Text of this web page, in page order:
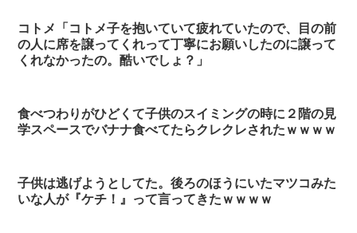
コトメ「コトメ子を抱いていて疲れていたので、目の前
の人に席を譲ってくれって丁寧にお願いしたのに譲って
くれなかったの。酷いでしょ？」
食べつわりがひどくて子供のスイミングの時に２階の見
学スペースでバナナ食べてたらクレクレされたｗｗｗｗ
子供は逃げようとしてた。後ろのほうにいたマツコみた
いな人が『ケチ！』って言ってきたｗｗｗｗ